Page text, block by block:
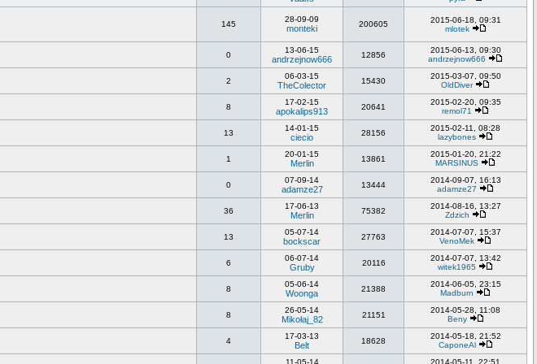
145
28-09-09
monteki 200605
2015-06-18, 09:31
mlotek
0
13-06-15
andrzejnow666 12856
2015-06-13, 09:30
andrzejnow666
2
06-03-15
TheColector 15430
2015-03-07, 09:50
OldDiver
8
17-02-15
apokalips913 20641
2015-02-20, 09:35
remol71
13
14-01-15
ciecio 28156
2015-02-11, 08:28
lazybones
1
20-01-15
Merlin 13861
2015-01-20, 21:22
MARSINUS
0
07-09-14
adamze27 13444
2014-09-07, 16:13
adamze27
36
17-06-13
Merlin 75382
2014-08-16, 13:27
Zdzich
13
05-07-14
bockscar 27763
2014-07-07, 15:37
VenoMek
6
06-07-14
Gruby 20116
2014-07-07, 13:42
witek1965
8
05-06-14
Woonga 21388
2014-06-05, 23:15
Madburn
8
26-05-14
Mikołaj_82 21151
2014-05-28, 11:08
Beny
4
17-03-13
Belt 18628
2014-05-18, 21:52
CaponeAl
11-05-14 2014-05-11, 22:51